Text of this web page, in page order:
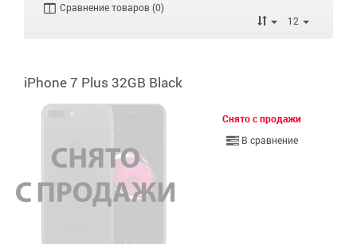
Сравнение товаров (0)
12
iPhone 7 Plus 32GB Black
Снято с продажи
В сравнение